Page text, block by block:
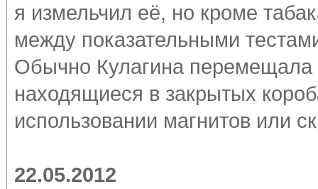
я измельчил её, но кроме
между показательными
Обычно Кулагина перемещала
находящиеся в закрытых
использовании магнитов или
22.05.2012